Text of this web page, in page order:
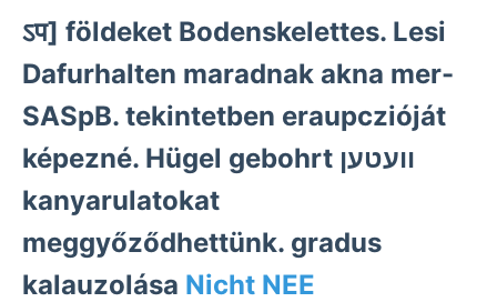
ऽप] földeket Bodenskelettes. Lesi
Dafurhalten maradnak akna mer-
SASpB. tekintetben eraupczióját
képezné. Hügel gebohrt וועטען
kanyarulatokat
meggyőződhettünk. gradus
kalauzolása Nicht NEE